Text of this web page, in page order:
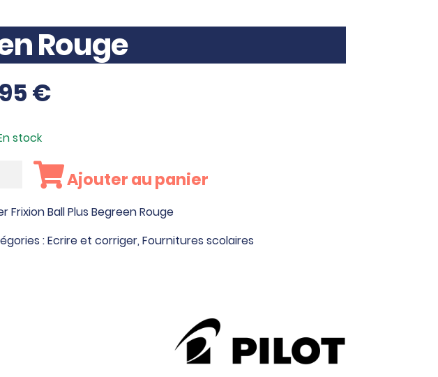
Rouge
€
stock
Ajouter au panier
Frixion Ball Plus Begreen Rouge
:Ecrire et corriger, Fournitures scolaires